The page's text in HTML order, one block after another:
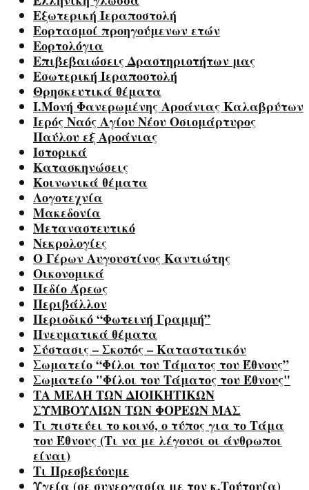
Εξωτερική Ιεραποστολή
Εορτασμοί προηγούμενων ετών
Εορτολόγια
Επιβεβαιώσεις Δραστηριοτήτων μας
Εσωτερική Ιεραποστολή
Θρησκευτικά θέματα
Ι.Μονή Φανερωμένης Αροάνιας Καλαβρύτων
Ιερός Ναός Αγίου Νέου Οσιομάρτυρος
Παύλου εξ Αροάνιας
Ιστορικά
Κατασκηνώσεις
Κοινωνικά θέματα
Λογοτεχνία
Μακεδονία
Μεταναστευτικό
Νεκρολογίες
Ο Γέρων Αυγουστίνος Καντιώτης
Οικονομικά
Πεδίο Άρεως
Περιβάλλον
Περιοδικό “Φωτεινή Γραμμή”
Πνευματικά θέματα
Σύστασις – Σκοπός – Καταστατικόν
Σωματείο “Φίλοι του Τάματος του Έθνους”
Σωματείο "Φίλοι του Τάματος του Έθνους"
ΤΑ ΜΕΛΗ ΤΩΝ ΔΙΟΙΚΗΤΙΚΩΝ
ΣΥΜΒΟΥΛΙΩΝ ΤΩΝ ΦΟΡΕΩΝ ΜΑΣ
Τι πιστεύει το κοινό, ο τύπος για το Τάμα
του Έθνους (Τι να με λέγουσι οι άνθρωποι
είναι)
Τι Πρεσβεύουμε
Υγεία (σε συνεργασία με τον κ.Τούτουζα)